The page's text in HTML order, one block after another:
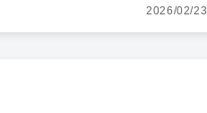
2026/02/23